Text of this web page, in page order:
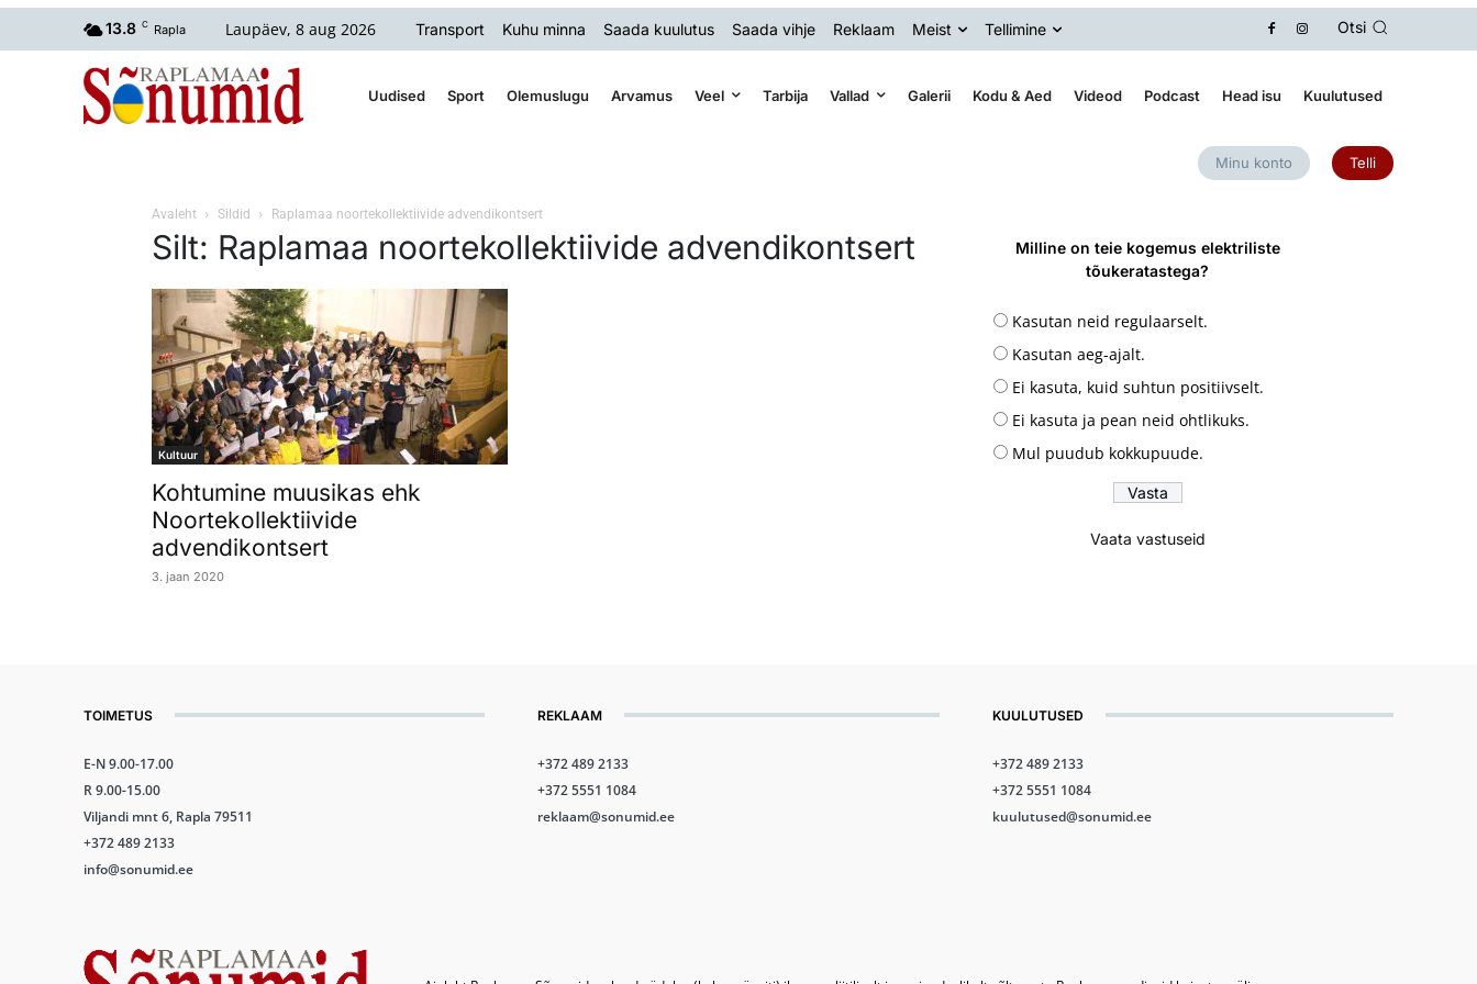
13.8 C Rapla Laupäev, 8 aug 2026 Transport Kuhu minna Saada kuulutus Saada vihje Reklaam Meist Tellimine Otsi
Uudised Sport Olemuslugu Arvamus Veel Tarbija Vallad Galerii Kodu & Aed Videod Podcast Head isu Kuulutused
Minu konto Telli
Avaleht Sildid Raplamaa noortekollektiivide advendikontsert
Silt: Raplamaa noortekollektiivide advendikontsert
Kultuur
Kohtumine muusikas ehk
Noortekollektiivide
advendikontsert
3. jaan 2020
Milline on teie kogemus elektriliste
tõukeratastega?
Kasutan neid regulaarselt.
Kasutan aeg-ajalt.
Ei kasuta, kuid suhtun positiivselt.
Ei kasuta ja pean neid ohtlikuks.
Mul puudub kokkupuude.
Vaata vastuseid
TOIMETUS
E-N 9.00-17.00
R 9.00-15.00
Viljandi mnt 6, Rapla 79511
+372 489 2133
info@sonumid.ee
REKLAAM
+372 489 2133
+372 5551 1084
reklaam@sonumid.ee
KUULUTUSED
+372 489 2133
+372 5551 1084
kuulutused@sonumid.ee